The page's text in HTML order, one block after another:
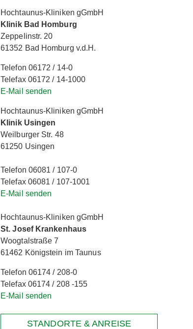
Hochtaunus-Kliniken gGmbH
Klinik Bad Homburg
Zeppelinstr. 20
61352 Bad Homburg v.d.H.
Telefon 06172 / 14-0
Telefax 06172 / 14-1000
E-Mail senden
Hochtaunus-Kliniken gGmbH
Klinik Usingen
Weilburger Str. 48
61250 Usingen
Telefon 06081 / 107-0
Telefax 06081 / 107-1001
E-Mail senden
Hochtaunus-Kliniken gGmbH
St. Josef Krankenhaus
Woogtalstraße 7
61462 Königstein im Taunus
Telefon 06174 / 208-0
Telefax 06174 / 208 -155
E-Mail senden
STANDORTE & ANREISE